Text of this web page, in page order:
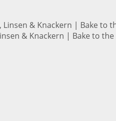
& Knackern | Bake to